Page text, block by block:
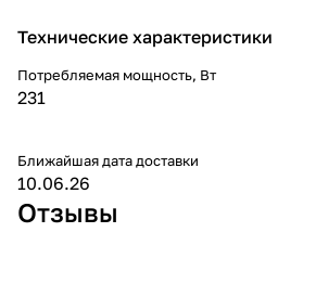
Технические характеристики
Потребляемая мощность, Вт
231
Ближайшая дата доставки
10.06.26
Отзывы